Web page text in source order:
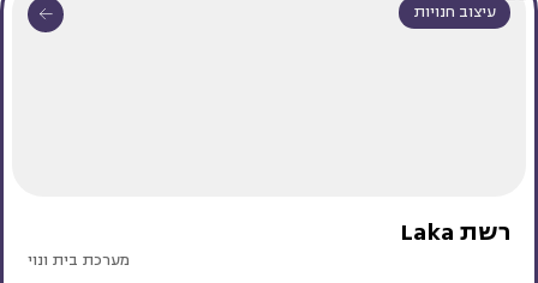
עיצוב חנויות
רשת Laka
מערכת בית ונוי